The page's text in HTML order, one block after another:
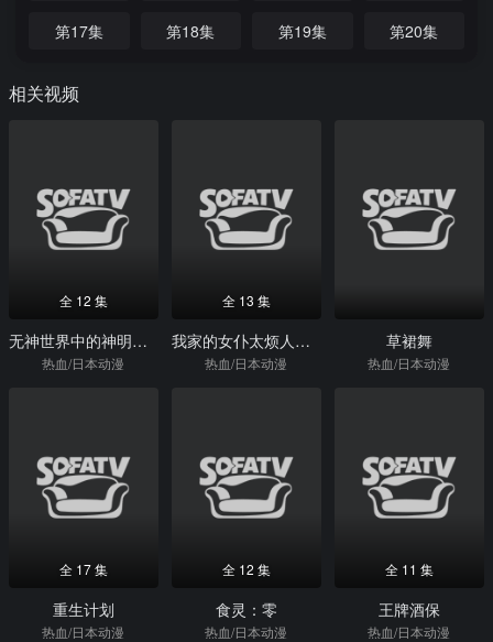
第17集 第18集 第19集 第20集
相关视频
全 12 集
无神世界中的神明活动
热血/日本动漫
全 13 集
我家的女仆太烦人了！
热血/日本动漫
草裙舞
热血/日本动漫
全 17 集
重生计划
热血/日本动漫
全 12 集
食灵：零
热血/日本动漫
全 11 集
王牌酒保
热血/日本动漫